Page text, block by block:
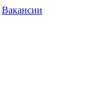
Вакансии